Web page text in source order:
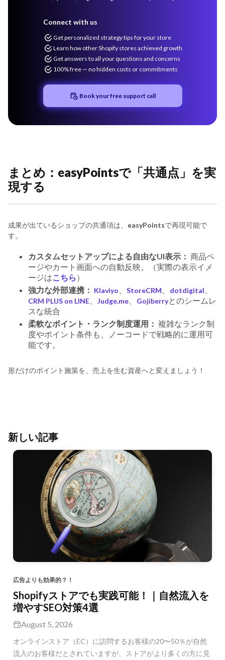
Connect with us
Get personalized strategy tips for your store
Learn how other Shopify stores achieved growth
Get answers to all your questions and concerns
100% free — no hidden costs or commitments
Book your free support call
まとめ：easyPointsで「共通点」を実
現する
成果が出ているショップの共通項は、 easyPointsで再現可能で
す。
カスタムセットアップによる自由なUI表示： 商品ペ
ージやカート画面への自動反映。（実際の表示イメ
ージはこちら ）
強力な外部連携： Klaviyo StoreCRM dotdigital
CRM PLUS on LINE Judge.me Gojiberryとのシームレ
スな統合
柔軟なポイント・ランク制度運用： 複雑なランク制
度やポイント条件も、ノーコードで戦略的に運用可
能です。
形だけのポイント施策を、売上を生む資産へと変えましょう！
新しい記事
広告よりも効果的？！
Shopifyストアでも実践可能！｜自然流入を
増やすSEO対策4選
August 5, 2026
オンラインストア（EC）に訪問するお客様の20〜50％が自然
流入のお客様だとされていますが、ストアがより多くの方に見